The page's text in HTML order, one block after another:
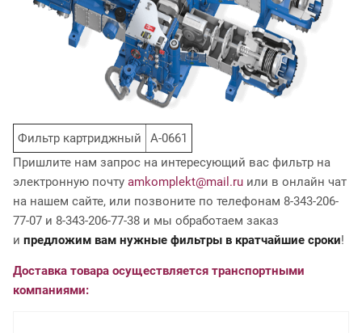
Фильтр картриджный
А-0661
Пришлите нам запрос на интересующий вас фильтр на
электронную почту amkomplekt@mail.ru или в онлайн чат
на нашем сайте, или позвоните по телефонам 8-343-206-
77-07 и 8-343-206-77-38 и мы обработаем заказ
и предложим вам нужные фильтры в кратчайшие сроки!
Доставка товара осуществляется транспортными
компаниями: